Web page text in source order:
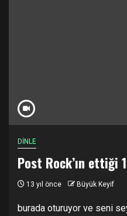
DİNLE
Post Rock’ın ettiği 1
13 yıl önce Büyük Keyif
burada oturuyor ve seni